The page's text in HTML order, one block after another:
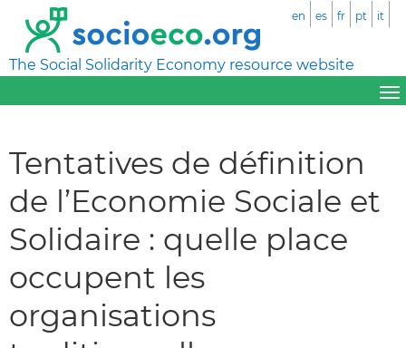
The Social Solidarity Economy resource website
en es fr pt it
Tentatives de définition
de l’Economie Sociale et
Solidaire : quelle place
occupent les
organisations